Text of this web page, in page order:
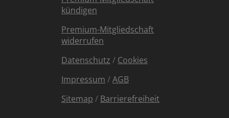
kündigen
Premium-Mitgliedschaft
widerrufen
Datenschutz / Cookies
Impressum /AGB
Sitemap / Barrierefreiheit